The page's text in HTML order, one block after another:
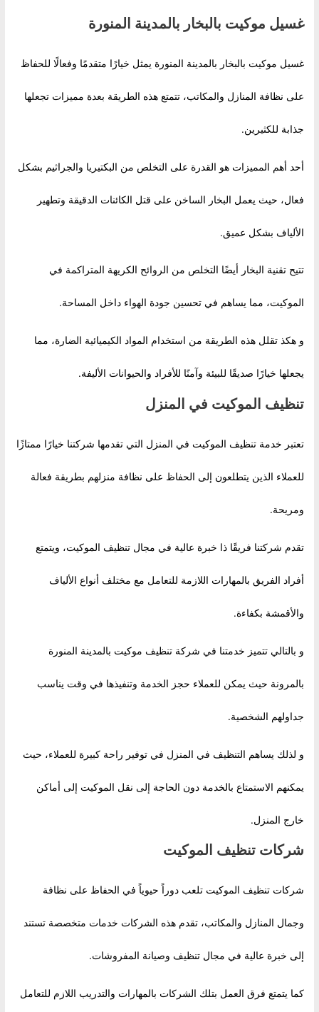
غسيل موكيت بالبخار بالمدينة المنورة
غسيل موكيت بالبخار بالمدينة المنورة يمثل خيارًا متقدمًا وفعالًا للحفاظ
على نظافة المنازل والمكاتب، تتمتع هذه الطريقة بعدة مميزات تجعلها
جذابة للكثيرين.
أحد أهم المميزات هو القدرة على التخلص من البكتيريا والجراثيم بشكل
فعال، حيث يعمل البخار الساخن على قتل الكائنات الدقيقة وتطهير
الألياف بشكل عميق.
تتيح تقنية البخار أيضًا التخلص من الروائح الكريهة المتراكمة في
الموكيت، مما يساهم في تحسين جودة الهواء داخل المساحة.
و هكذ تقلل هذه الطريقة من استخدام المواد الكيميائية الضارة، مما
يجعلها خيارًا صديقًا للبيئة وآمنًا للأفراد والحيوانات الأليفة.
تنظيف الموكيت في المنزل
تعتبر خدمة تنظيف الموكيت في المنزل التي تقدمها شركتنا خيارًا ممتازًا
للعملاء الذين يتطلعون إلى الحفاظ على نظافة منزلهم بطريقة فعالة
ومريحة.
تقدم شركتنا فريقًا ذا خبرة عالية في مجال تنظيف الموكيت، ويتمتع
أفراد الفريق بالمهارات اللازمة للتعامل مع مختلف أنواع الألياف
والأقمشة بكفاءة.
و بالتالي تتميز خدمتنا في شركة تنظيف موكيت بالمدينة المنورة
بالمرونة حيث يمكن للعملاء حجز الخدمة وتنفيذها في وقت يناسب
جداولهم الشخصية.
و لذلك يساهم التنظيف في المنزل في توفير راحة كبيرة للعملاء، حيث
يمكنهم الاستمتاع بالخدمة دون الحاجة إلى نقل الموكيت إلى أماكن
خارج المنزل.
شركات تنظيف الموكيت
شركات تنظيف الموكيت تلعب دوراً حيوياً في الحفاظ على نظافة
وجمال المنازل والمكاتب، تقدم هذه الشركات خدمات متخصصة تستند
إلى خبرة عالية في مجال تنظيف وصيانة المفروشات.
كما يتمتع فرق العمل بتلك الشركات بالمهارات والتدريب اللازم للتعامل